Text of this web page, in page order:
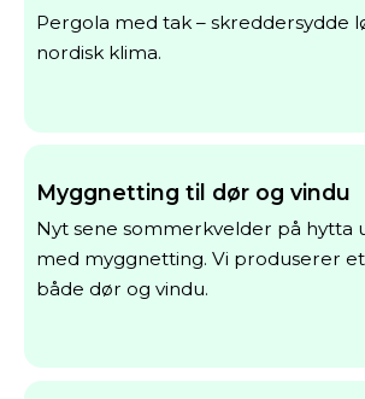
Pergola med tak – skreddersydde
nordisk klima.
Myggnetting til dør og vindu
Nyt sene sommerkvelder på hytta
med myggnetting. Vi produserer
både dør og vindu.